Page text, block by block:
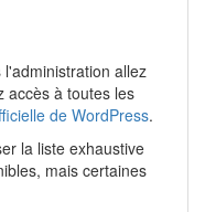
allez
accès à toutes les
de WordPress.
la liste exhaustive
mais certaines